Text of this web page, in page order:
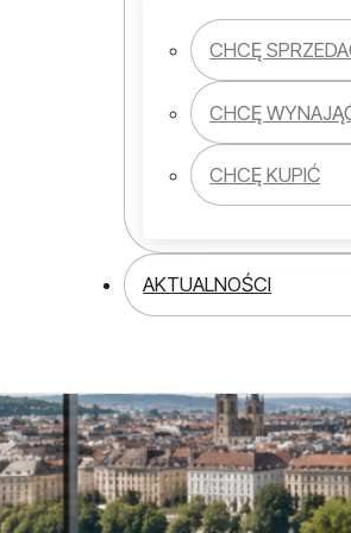
CHCĘ
CHCĘ
CHCĘ KUPIĆ
AKTUALNOŚCI